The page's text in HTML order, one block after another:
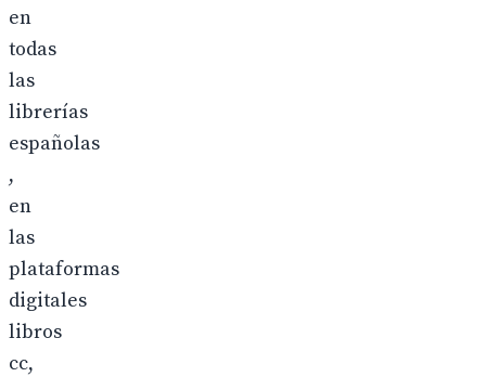
en
todas
las
librerías
españolas
,
en
las
plataformas
digitales
libros
cc,